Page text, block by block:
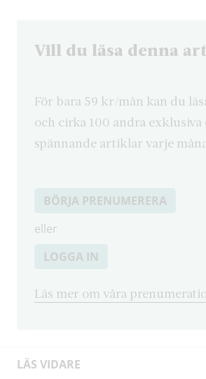
Vill du läsa denna
För bara 59 kr/mån kan du
och cirka 100 andra exklusiva
spännande artiklar varje
BÖRJA PRENUMERERA
eller
LOGGA IN
Läs mer om våra
LÄS VIDARE